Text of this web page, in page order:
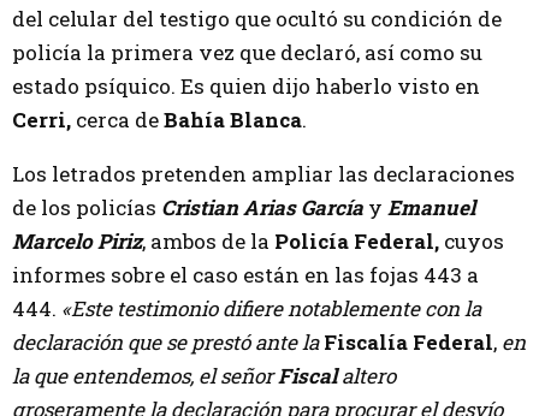
del celular del testigo que ocultó su condición de
policía la primera vez que declaró, así como su
estado psíquico. Es quien dijo haberlo visto en
Cerri, cerca deBahía Blanca.
Los letrados pretenden ampliar las declaraciones
de los policías Cristian Arias García y Emanuel
Marcelo Piriz, ambos de la Policía Federal, cuyos
informes sobre el caso están en las fojas 443 a
444. «Este testimonio difiere notablemente con la
declaración que se prestó ante la Fiscalía Federal, en
la que entendemos, el señorFiscalaltero
groseramente la declaración para procurar el desvío